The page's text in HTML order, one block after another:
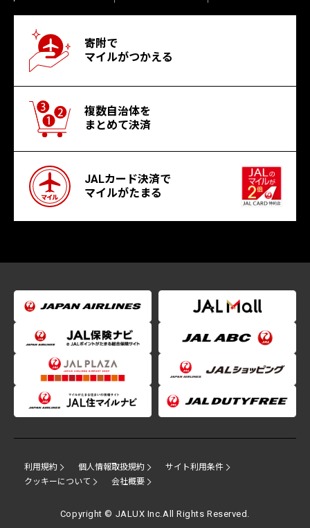
寄附で
マイルがつかえる
複数自治体を
まとめて決済
JALカード決済で
マイルがたまる
利用規約 個人情報取扱規約
サイト利用条件
クッキーについて
会社概要
Copyright © JALUX Inc.All Rights Reserved.